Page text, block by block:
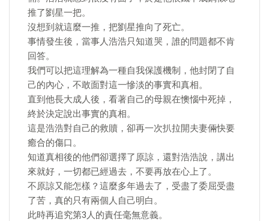
推了劉星一把。
沒想到就這麼一推，把劉星推向了死亡。
事情發生後，當事人浩浩只知道哭，誰的問題都不肯
回答。
我們可以把這理解為一種自我保護機制，他封閉了自
己的內心，不敢面對這一慘淡的事實和真相。
直到他長大成人後，看著自己的母親在懊惱中死掉，
終於決定說出事實的真相。
這是浩浩對自己的救贖，卻再一次扒拉開夫妻倆快要
癒合的傷口。
知道真相後的他們卻選擇了原諒，還對浩浩說，講出
來就好，一切都已經過去，不要再放在心上了。
不原諒又能怎樣？這麼多年過去了，受盡了委屈受盡
了苦，真的只有兩個人自己明白。
此時再追究第3人的責任毫無意義。